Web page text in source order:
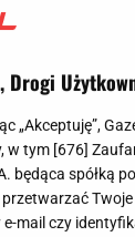
Drogi
„Akceptuję”,
w tym [676]
będąca spółką
e-mail czy